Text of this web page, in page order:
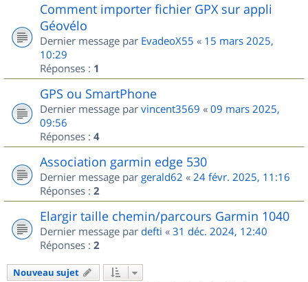
Comment importer fichier GPX sur appli
Géovélo
Dernier message par EvadeoX55 « 15 mars 2025,
10:29
Réponses : 1
GPS ou SmartPhone
Dernier message par vincent3569 « 09 mars 2025,
09:56
Réponses : 4
Association garmin edge 530
Dernier message par gerald62 « 24 févr. 2025, 11:16
Réponses : 2
Elargir taille chemin/parcours Garmin 1040
Dernier message par defti « 31 déc. 2024, 12:40
Réponses : 2
Nouveau sujet